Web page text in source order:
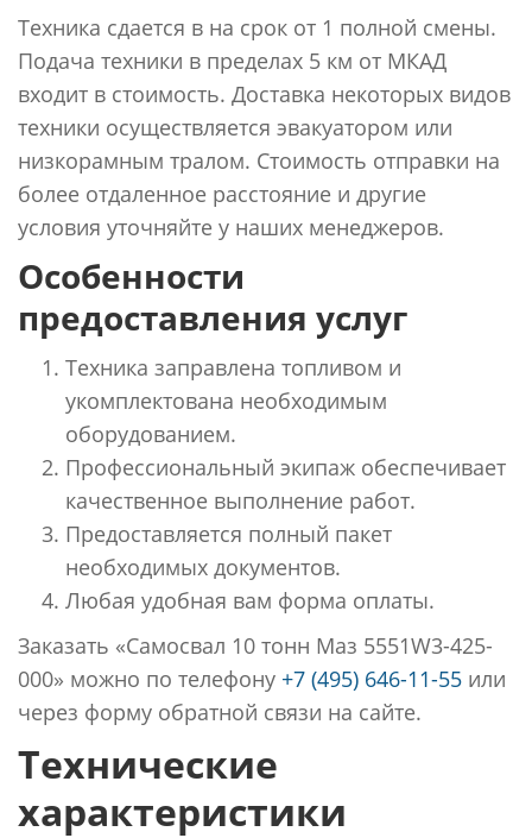
Техника сдается в на срок от 1 полной смены.
Подача техники в пределах 5 км от МКАД
входит в стоимость. Доставка некоторых видов
техники осуществляется эвакуатором или
низкорамным тралом. Стоимость отправки на
более отдаленное расстояние и другие
условия уточняйте у наших менеджеров.
Особенности
предоставления услуг
Техника заправлена топливом и
укомплектована необходимым
оборудованием.
Профессиональный экипаж обеспечивает
качественное выполнение работ.
Предоставляется полный пакет
необходимых документов.
Любая удобная вам форма оплаты.
Заказать «Самосвал 10 тонн Маз 5551W3-425-
000» можно по телефону +7 (495) 646-11-55 или
через форму обратной связи на сайте.
Технические
характеристики